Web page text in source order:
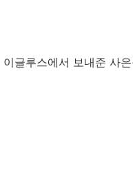
이글루스에서 보내준 사